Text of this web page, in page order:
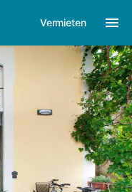
Vermieten